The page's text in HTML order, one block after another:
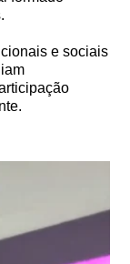
e sociais